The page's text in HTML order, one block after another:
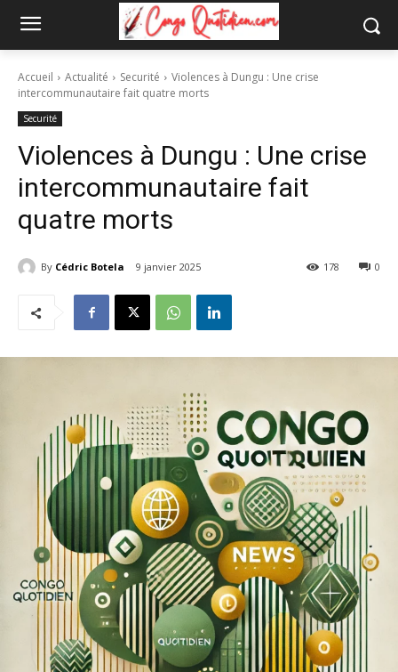
Accueil Actualité Securité
Violences à Dungu : Une crise
intercommunautaire fait quatre morts
Securité
Violences à Dungu : Une crise
intercommunautaire fait
quatre morts
By Cédric Botela 9 janvier 2025 0
178